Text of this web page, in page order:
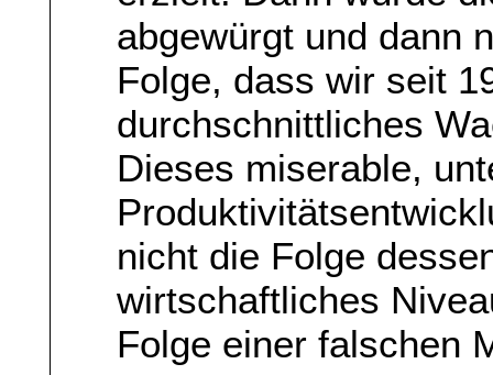
abgewürgt und dann
Folge, dass wir seit
durchschnittliches
Dieses miserable,
nicht die Folge
wirtschaftliches
Folge einer falschen